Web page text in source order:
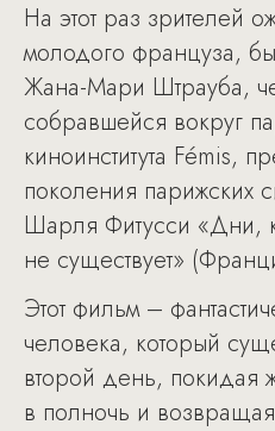
На этот раз зрителей
молодого француза,
Жана-Мари Штрауба,
собравшейся вокруг
киноинститута Fémis,
поколения парижских
Шарля Фитусси «Дни,
не существует»
Этот фильм –
человека, который
второй день, покидая
в полночь и